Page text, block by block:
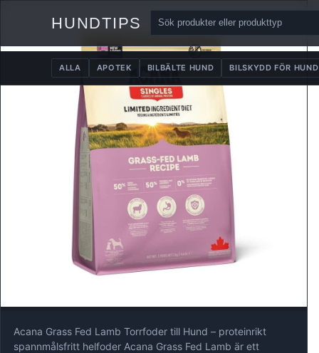
HUNDTIPS
ALLA APOTEK BILBÄLTE HUND BILSKYDD FÖR HUND
Acana Grass Fed Lamb Torrfoder till Hund – proteinrikt
spannmålsfritt helfoder Acana Grass Fed Lamb är ett